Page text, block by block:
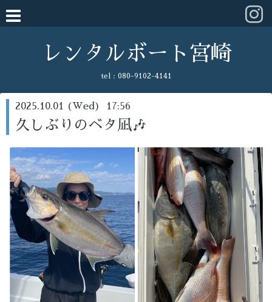
レンタルボート宮崎
tel : 080-9102-4141
2025.10.01 (Wed) 17:56
久しぶりのベタ凪🎶